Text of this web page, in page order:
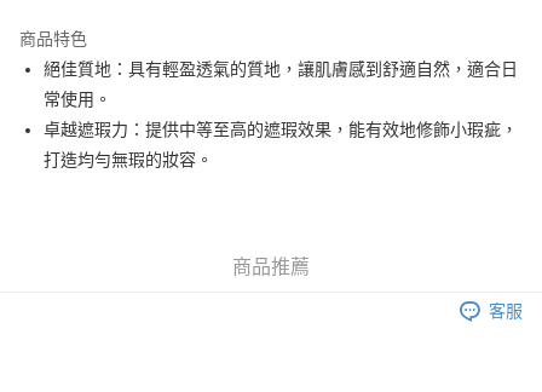
AlipayHK
PayMe
WeChat Pay
銀行匯款 請將存款存到以下銀行帳戶，並於存款單據寫上訂單編號後電郵至
eshop@colourmix-cosmetics.com** **我們不會處理沒有提供存款單據的訂
單。 如果訂購後七個工作天內我們未能收到有關存款，有關訂單將被取消。
商品特色
絕佳質地：具有輕盈透氣的質地，讓肌膚感到舒適自然，適合日
常使用。
卓越遮瑕力：提供中等至高的遮瑕效果，能有效地修飾小瑕疵，
打造均勻無瑕的妝容。
商品推薦
客服